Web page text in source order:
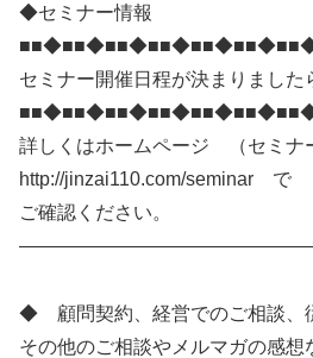
◆セミナー情報
セミナー開催日程が決まりました
詳しくはホームページ （セミナ
http://jinzai110.com/seminar で
ご確認ください。
◆ 顧問契約、経営でのご相談、
その他のご相談やメルマガの感想